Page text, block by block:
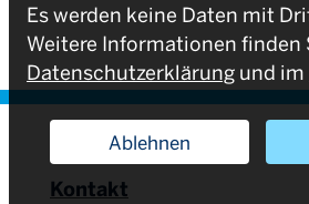
Es werden keine Daten mit
Weitere Informationen finden
Datenschutzerklärung und im
Ablehnen
Kontakt